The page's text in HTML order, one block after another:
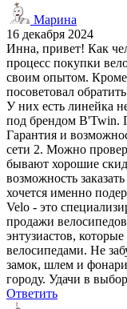
Марина
16 декабря 2024
Инна, привет! Как
процесс покупки
своим опытом.
посоветовал
У них есть линейка
под брендом B'Twin.
Гарантия и
сети 2. Можно
бывают хорошие
возможность
хочется именно
Velo - это
продажи
энтузиастов,
велосипедами. Не
замок, шлем и
городу. Удачи в
Ответить